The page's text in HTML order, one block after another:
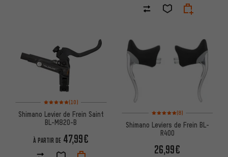
Note moyenne : 5 sur 5 d'après 10 avis
(10)
Shimano Levier de Frein Saint
BL-M820-B
À PARTIR DE 47,99€
Note moyenne : 5 sur 5
(8)
Shimano Leviers de Frein BL-
R400
26,99€